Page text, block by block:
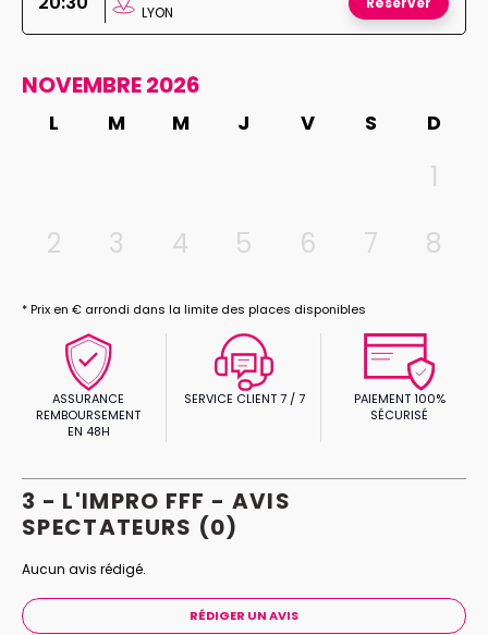
LYON
NOVEMBRE 2026
L M M J V S D
1
2
3 4 5 6 7 8
* Prix en € arrondi dans la limite des places disponibles
ASSURANCE
REMBOURSEMENT
EN 48H
SERVICE CLIENT 7 / 7
PAIEMENT 100%
SÉCURISÉ
3 - L'IMPRO FFF - AVIS
SPECTATEURS (0)
Aucun avis rédigé.
RÉDIGER UN AVIS